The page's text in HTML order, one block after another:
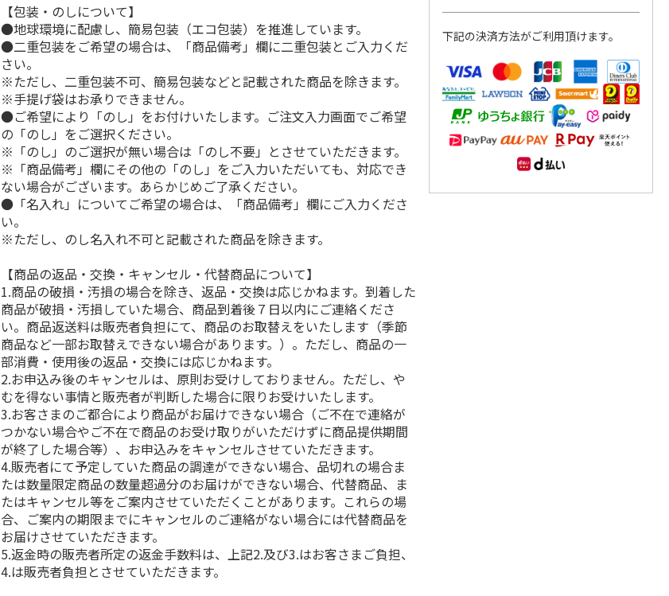
【包装・のしについて】
●地球環境に配慮し、簡易包装（エコ包装）を推進しています。
●二重包装をご希望の場合は、「商品備考」欄に二重包装とご入力くだ
さい。
※ただし、二重包装不可、簡易包装などと記載された商品を除きます。
※手提げ袋はお承りできません。
●ご希望により「のし」をお付けいたします。ご注文入力画面でご希望
の「のし」をご選択ください。
※「のし」のご選択が無い場合は「のし不要」とさせていただきます。
※「商品備考」欄にその他の「のし」をご入力いただいても、対応でき
ない場合がございます。あらかじめご了承ください。
●「名入れ」についてご希望の場合は、「商品備考」欄にご入力くださ
い。
※ただし、のし名入れ不可と記載された商品を除きます。
【商品の返品・交換・キャンセル・代替商品について】
1.商品の破損・汚損の場合を除き、返品・交換は応じかねます。到着した
商品が破損・汚損していた場合、商品到着後７日以内にご連絡くださ
い。商品返送料は販売者負担にて、商品のお取替えをいたします（季節
商品など一部お取替えできない場合があります。）。ただし、商品の一
部消費・使用後の返品・交換には応じかねます。
2.お申込み後のキャンセルは、原則お受けしておりません。ただし、や
むを得ない事情と販売者が判断した場合に限りお受けいたします。
3.お客さまのご都合により商品がお届けできない場合（ご不在で連絡が
つかない場合やご不在で商品のお受け取りがいただけずに商品提供期間
が終了した場合等）、お申込みをキャンセルさせていただきます。
4.販売者にて予定していた商品の調達ができない場合、品切れの場合ま
たは数量限定商品の数量超過分のお届けができない場合、代替商品、ま
たはキャンセル等をご案内させていただくことがあります。これらの場
合、ご案内の期限までにキャンセルのご連絡がない場合には代替商品を
お届けさせていただきます。
5.返金時の販売者所定の返金手数料は、上記2.及び3.はお客さまご負担、
4.は販売者負担とさせていただきます。
下記の決済方法がご利用頂けます。